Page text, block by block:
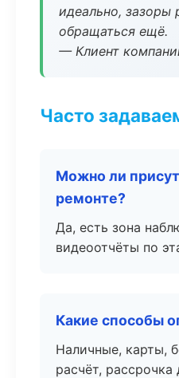
идеально, зазоры
обращаться ещё.
— Клиент
Часто
Можно ли
ремонте?
Да, есть зона
видеоотчёты по
Какие способы
Наличные, карты,
расчёт,